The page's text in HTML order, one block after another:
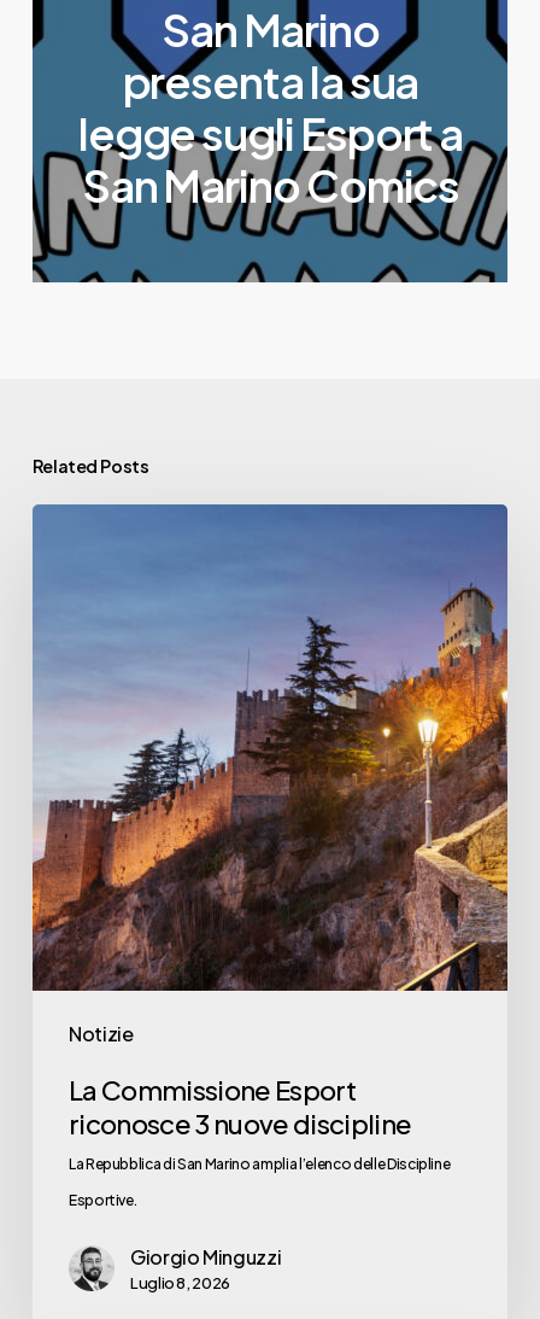
San Marino
presenta la sua
legge sugli Esport a
San Marino Comics
Related Posts
Notizie
La Commissione Esport
riconosce 3 nuove discipline
La Repubblica di San Marino amplia l’elenco delle Discipline
Esportive.
Giorgio Minguzzi
Luglio 8, 2026